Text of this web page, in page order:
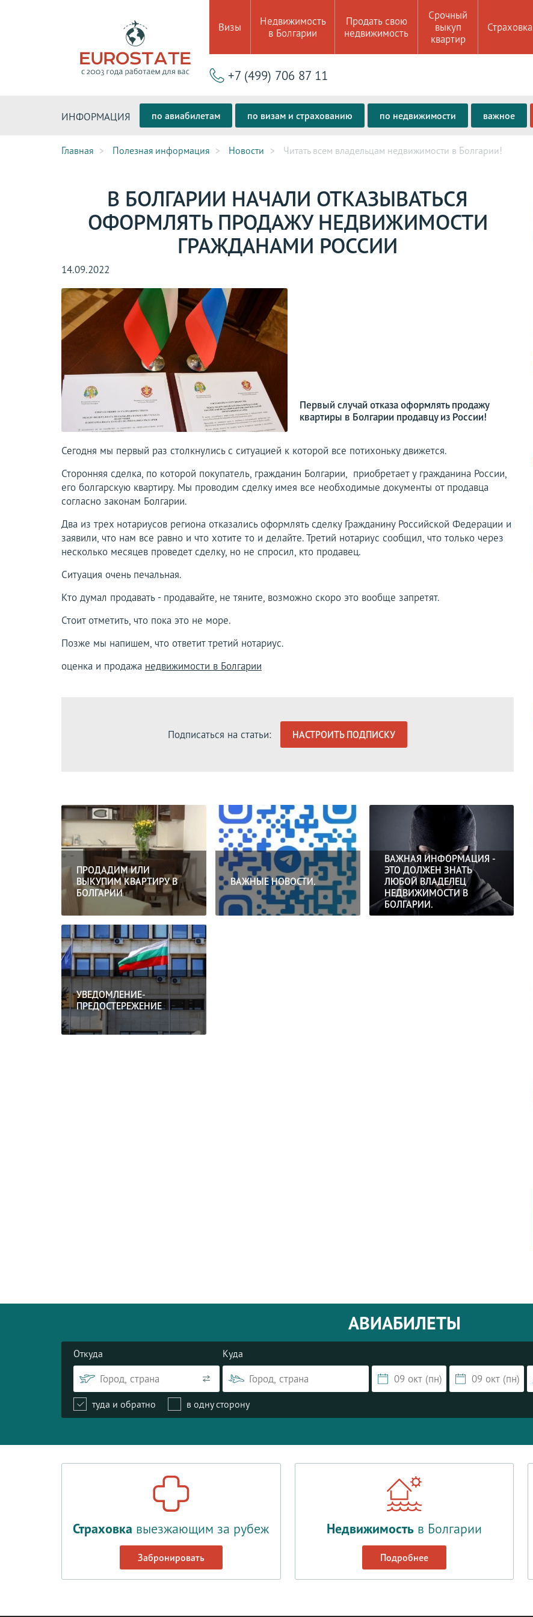
Визы
Недвижимость
в Болгарии
Продать свою
недвижимость
Срочный
выкуп
квартир
Страховка
+7 (499) 706 87 11
ИНФОРМАЦИЯ по авиабилетам по визам и страхованию по недвижимости важное
Главная Полезная информация Новости Читать всем владельцам недвижимости в Болгарии!
В БОЛГАРИИ НАЧАЛИ ОТКАЗЫВАТЬСЯ
ОФОРМЛЯТЬ ПРОДАЖУ НЕДВИЖИМОСТИ
ГРАЖДАНАМИ РОССИИ
14.09.2022
Первый случай отказа оформлять продажу
квартиры в Болгарии продавцу из России!
Сегодня мы первый раз столкнулись с ситуацией к которой все потихоньку движется.
Сторонняя сделка, по которой покупатель, гражданин Болгарии, приобретает у гражданина России,
его болгарскую квартиру. Мы проводим сделку имея все необходимые документы от продавца
согласно законам Болгарии.
Два из трех нотариусов региона отказались оформлять сделку Гражданину Российской Федерации и
заявили, что нам все равно и что хотите то и делайте. Третий нотариус сообщил, что только через
несколько месяцев проведет сделку, но не спросил, кто продавец.
Ситуация очень печальная.
Кто думал продавать - продавайте, не тяните, возможно скоро это вообще запретят.
Стоит отметить, что пока это не море.
Позже мы напишем, что ответит третий нотариус.
оценка и продажа недвижимости в Болгарии
Подписаться на статьи: НАСТРОИТЬ ПОДПИСКУ
ПРОДАДИМ ИЛИ
ВЫКУПИМ КВАРТИРУ В
БОЛГАРИИ
ВАЖНЫЕ НОВОСТИ.
ВАЖНАЯ ИНФОРМАЦИЯ -
ЭТО ДОЛЖЕН ЗНАТЬ
ЛЮБОЙ ВЛАДЕЛЕЦ
НЕДВИЖИМОСТИ В
БОЛГАРИИ.
УВЕДОМЛЕНИЕ-
ПРЕДОСТЕРЕЖЕНИЕ
АВИАБИЛЕТЫ
Откуда Куда
туда и обратно в одну сторону
Страховка выезжающим за рубеж
Забронировать
Недвижимостьв Болгарии
Подробнее